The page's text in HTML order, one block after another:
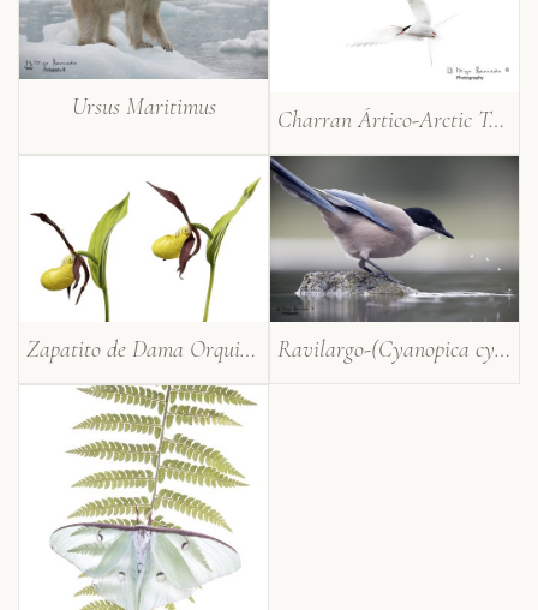
Ursus Maritimus Charran Ártico-Arctic Tern-(Sterna paradisaea)
Zapatito de Dama Orquidea-Lady´s-slipper orchid -(Cipripedium calceolus) Ravilargo-(Cyanopica cyanus)